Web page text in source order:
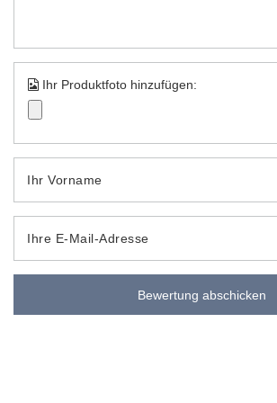
Ihr Produktfoto hinzufügen:
Ihr Vorname
Ihre E-Mail-Adresse
Bewertung abschicken